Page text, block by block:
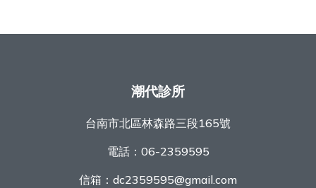
潮代診所
台南市北區林森路三段165號
電話： 06-2359595
信箱： dc2359595@gmail.com